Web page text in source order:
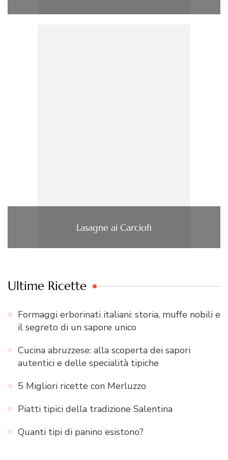
Lasagne ai Carciofi
Ultime Ricette
Formaggi erborinati italiani: storia, muffe nobili e
il segreto di un sapore unico
Cucina abruzzese: alla scoperta dei sapori
autentici e delle specialità tipiche
5 Migliori ricette con Merluzzo
Piatti tipici della tradizione Salentina
Quanti tipi di panino esistono?